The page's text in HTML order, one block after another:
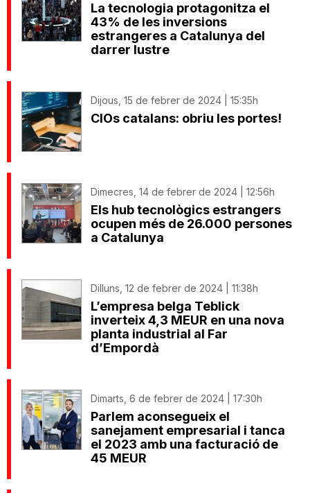
La tecnologia protagonitza el
43% de les inversions
estrangeres a Catalunya del
darrer lustre
Dijous, 15 de febrer de 2024 | 15:35h
CIOs catalans: obriu les portes!
Dimecres, 14 de febrer de 2024 | 12:56h
Els hub tecnològics estrangers
ocupen més de 26.000 persones
a Catalunya
Dilluns, 12 de febrer de 2024 | 11:38h
L’empresa belga Teblick
inverteix 4,3 MEUR en una nova
planta industrial al Far
d’Empordà
Dimarts, 6 de febrer de 2024 | 17:30h
Parlem aconsegueix el
sanejament empresarial i tanca
el 2023 amb una facturació de
45 MEUR